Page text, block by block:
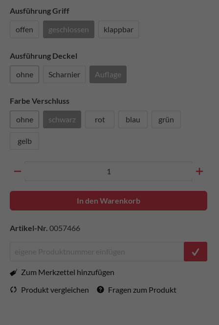
Ausführung Griff
offen
geschlossen klappbar
Ausführung Deckel
ohne
Scharnier Auflage
Farbe Verschluss
ohne
schwarz rot blau grün
gelb
In den Warenkorb
Artikel-Nr. 0057466
Zum Merkzettel hinzufügen
Produkt vergleichen
Fragen zum Produkt